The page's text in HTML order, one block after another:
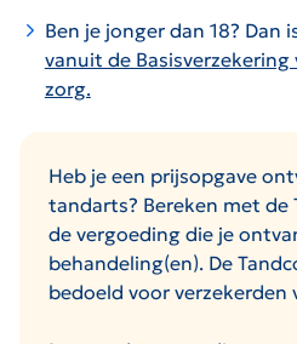
Ben je jonger dan 18? Dan
vanuit de
zorg.
Heb je een prijsopgave
tandarts? Bereken met de
de vergoeding die je
behandeling(en). De
bedoeld voor verzekerden